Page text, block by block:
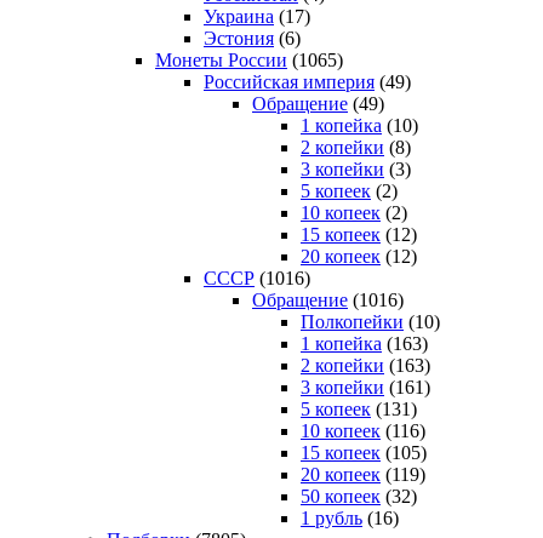
Украина (17)
Эстония (6)
Монеты России (1065)
Российская империя (49)
Обращение (49)
1 копейка (10)
2 копейки (8)
3 копейки (3)
5 копеек (2)
10 копеек (2)
15 копеек (12)
20 копеек (12)
СССР (1016)
Обращение (1016)
Полкопейки (10)
1 копейка (163)
2 копейки (163)
3 копейки (161)
5 копеек (131)
10 копеек (116)
15 копеек (105)
20 копеек (119)
50 копеек (32)
1 рубль (16)